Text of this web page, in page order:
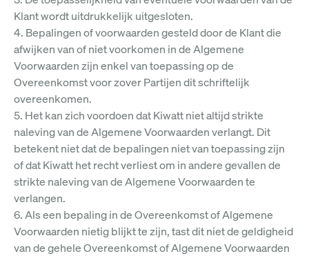
Klant wordt uitdrukkelijk uitgesloten.
4. Bepalingen of voorwaarden gesteld door de Klant die
afwijken van of niet voorkomen in de Algemene
Voorwaarden zijn enkel van toepassing op de
Overeenkomst voor zover Partijen dit schriftelijk
overeenkomen.
5. Het kan zich voordoen dat Kiwatt niet altijd strikte
naleving van de Algemene Voorwaarden verlangt. Dit
betekent niet dat de bepalingen niet van toepassing zijn
of dat Kiwatt het recht verliest om in andere gevallen de
strikte naleving van de Algemene Voorwaarden te
verlangen.
6. Als een bepaling in de Overeenkomst of Algemene
Voorwaarden nietig blijkt te zijn, tast dit niet de geldigheid
van de gehele Overeenkomst of Algemene Voorwaarden